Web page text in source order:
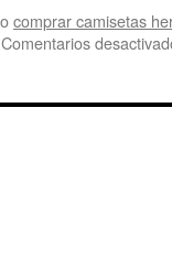
comprar camisetas
Comentarios